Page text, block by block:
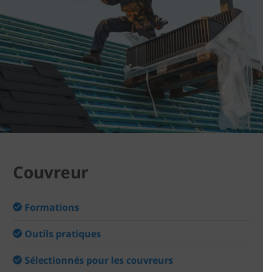
Couvreur
Formations
Outils pratiques
Sélectionnés pour les couvreurs